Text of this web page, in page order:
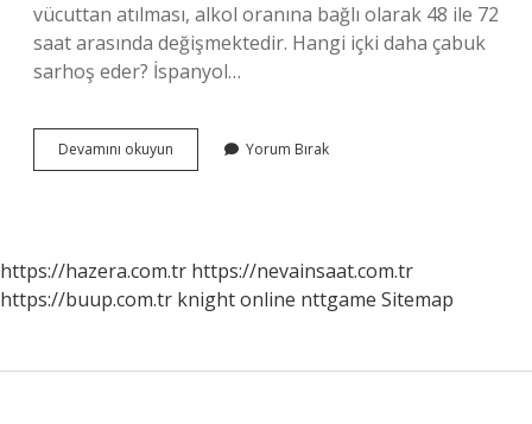
vücuttan atılması, alkol oranına bağlı olarak 48 ile 72
saat arasında değişmektedir. Hangi içki daha çabuk
sarhoş eder? İspanyol…
Devamını okuyun
Fazla
Yorum Bırak
https://hazera.com.tr https://nevainsaat.com.tr
https://buup.com.tr knight online nttgame Sitemap